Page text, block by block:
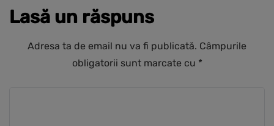
Lasă un răspuns
Adresa ta de email nu va fi publicată. Câmpurile
obligatorii sunt marcate cu *